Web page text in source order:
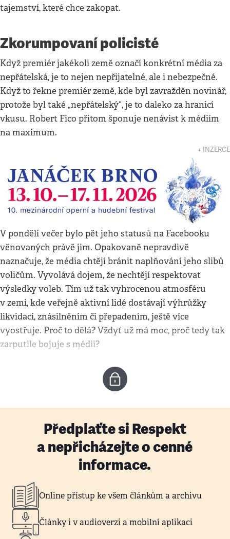
tajemství, které chce zakopat.
Zkorumpovaní policisté
Když premiér jakékoli země označí konkrétní média za
nepřátelská, je to nejen nepřijatelné, ale i nebezpečné.
Když to řekne premiér země, kde byl zavražděn novinář,
protože byl také „nepřátelský“, je to daleko za hranicí
vkusu. Robert Fico přitom šponuje nenávist k médiím
na maximum.
↓ INZERCE
V pondělí večer bylo pět jeho statusů na Facebooku
věnovaných právě jim. Opakovaně nepravdivě
naznačuje, že média chtějí bránit naplňování jeho slibů
voličům. Vyvolává dojem, že nechtějí respektovat
výsledky voleb. Tím už tak vyhrocenou atmosféru
v zemi, kde veřejně aktivní lidé dostávají výhrůžky
likvidací, znásilněním či přepadením, ještě více
vyostřuje. Proč to dělá? Vždyť už má moc, proč tedy tak
zarputile bojuje s médii?
Předplaťte si Respekt
a nepřicházejte o cenné
informace.
Online přístup ke všem článkům a archivu
Články i v audioverzi a mobilní aplikaci